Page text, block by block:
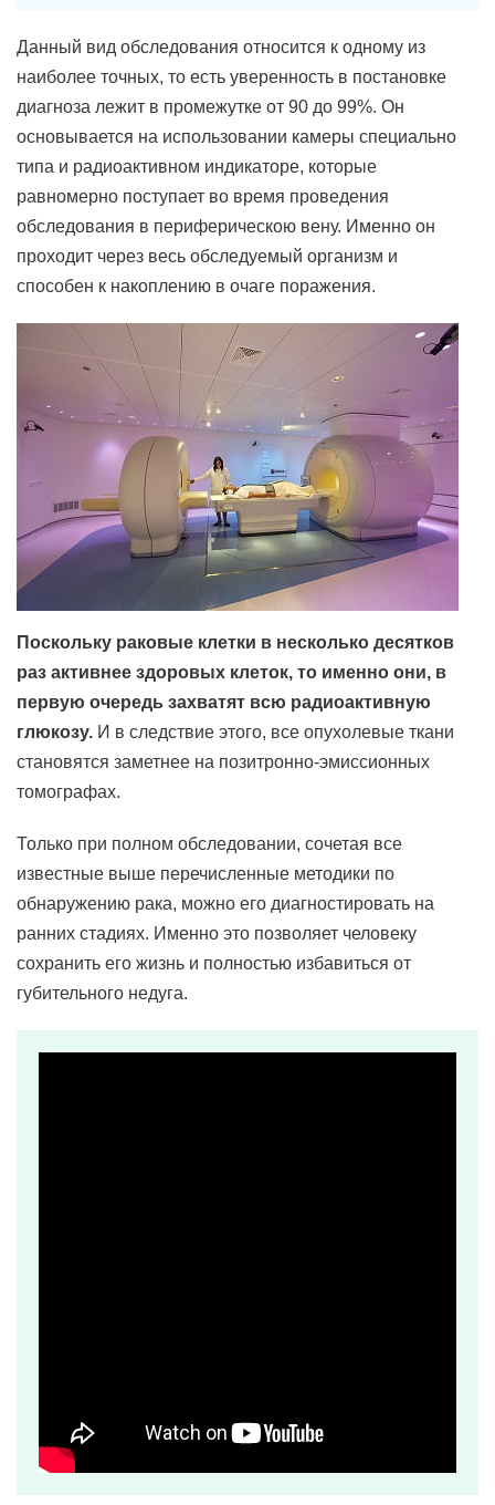
Данный вид обследования относится к одному из
наиболее точных, то есть уверенность в постановке
диагноза лежит в промежутке от 90 до 99%. Он
основывается на использовании камеры специально
типа и радиоактивном индикаторе, которые
равномерно поступает во время проведения
обследования в периферическою вену. Именно он
проходит через весь обследуемый организм и
способен к накоплению в очаге поражения.
Поскольку раковые клетки в несколько десятков
раз активнее здоровых клеток, то именно они, в
первую очередь захватят всю радиоактивную
глюкозу. И в следствие этого, все опухолевые ткани
становятся заметнее на позитронно-эмиссионных
томографах.
Только при полном обследовании, сочетая все
известные выше перечисленные методики по
обнаружению рака, можно его диагностировать на
ранних стадиях. Именно это позволяет человеку
сохранить его жизнь и полностью избавиться от
губительного недуга.